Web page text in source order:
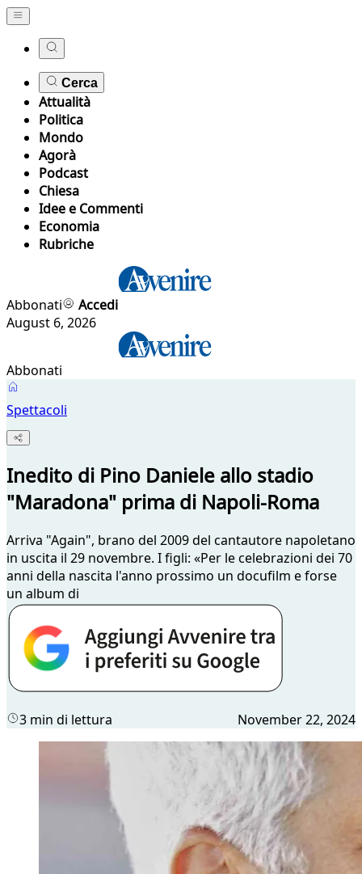
Cerca
Attualità
Politica
Mondo
Agorà
Podcast
Chiesa
Idee e Commenti
Economia
Rubriche
Abbonati
Accedi
August 6, 2026
Abbonati
Spettacoli
Inedito di Pino Daniele allo stadio
"Maradona" prima di Napoli-Roma
Arriva "Again", brano del 2009 del cantautore napoletano
in uscita il 29 novembre. I figli: «Per le celebrazioni dei 70
anni della nascita l'anno prossimo un docufilm e forse
un album di
3 min di lettura November 22, 2024